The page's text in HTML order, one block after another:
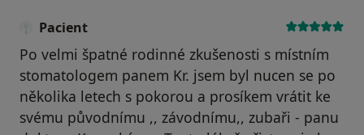
Pacient
Po velmi špatné rodinné zkušenosti s místním
stomatologem panem Kr. jsem byl nucen se po
několika letech s pokorou a prosíkem vrátit ke
svému původnímu ,, závodnímu,, zubaři - panu